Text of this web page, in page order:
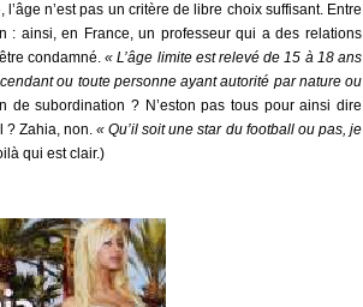
n’est pas un critère de libre choix suffisant. Entre
: ainsi, en France, un professeur qui a des relations
condamné.« L’âge limite est relevé de 15 à 18 ans
ou toute personne ayant autorité par nature ou
de subordination ? N’eston pas tous pour ainsi dire
? Zahia, non.« Qu’il soit une star du football ou pas, je
qui est clair.)